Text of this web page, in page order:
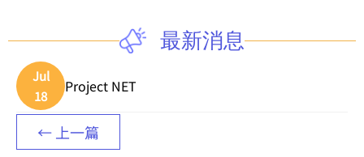
最新消息
Jul
18
Project NET
← 上一篇